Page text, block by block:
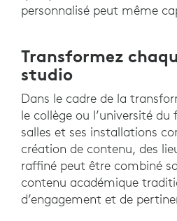
personnalisé peut même
Transformez
studio
Dans le cadre de la
le collège ou l’université du
salles et ses installations
création de contenu, des
raffiné peut être combiné
contenu académique
d’engagement et de